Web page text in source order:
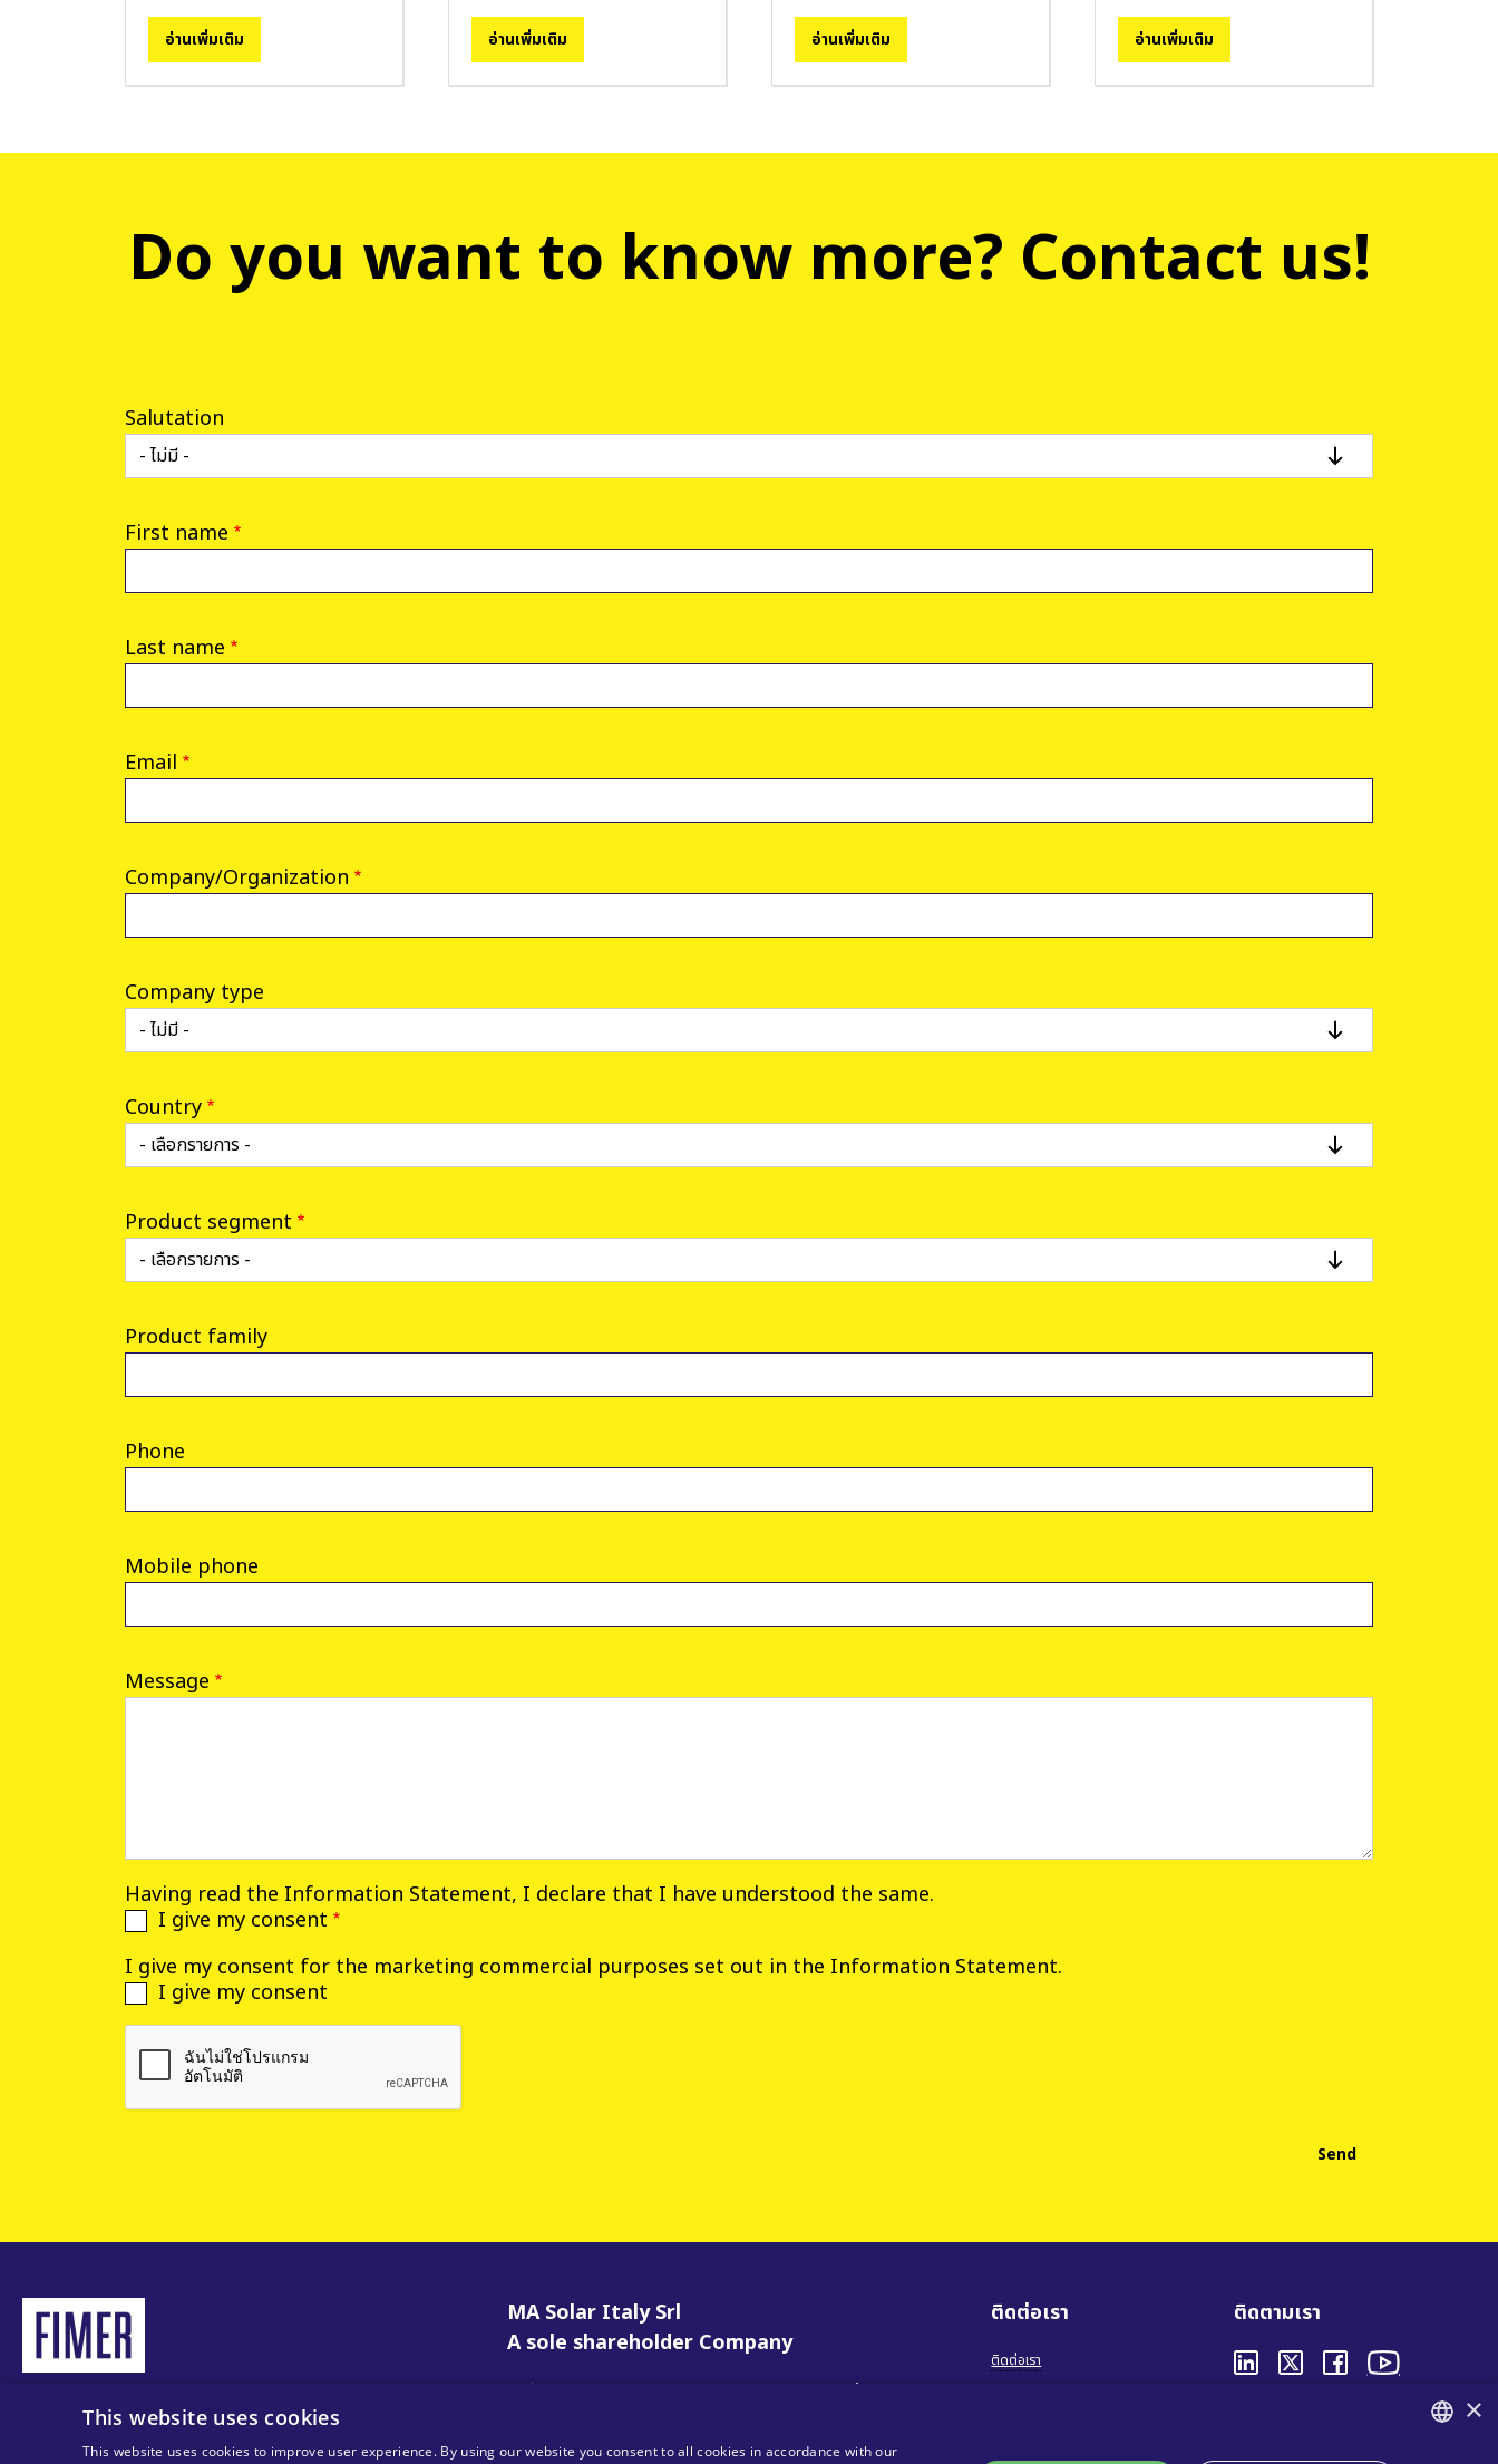
อ่านเพิ่มเติม อ่านเพิ่มเติม อ่านเพิ่มเติม อ่านเพิ่มเติม
Do you want to know more? Contact us!
Salutation
First name
Last name
Email
Company/Organization
Company type
Country
Product segment
Product family
Phone
Mobile phone
Message
Having read the Information Statement, I declare that I have understood the same.
I give my consent
I give my consent for the marketing commercial purposes set out in the Information Statement.
I give my consent
© 2025 MA Solar Italy all rights reserved
Tax code 13892480966
MA Solar Italy Srl
A sole shareholder Company
ศูนย์ปฏิบัติการ สำนักงานใหญ่
ติดต่อเรา
ติดต่อเรา
ติดตามเรา
×
This website uses cookies
This website uses cookies to improve user experience. By using our website you consent to all cookies in accordance with our